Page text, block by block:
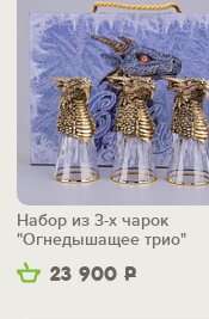
23 900 Р
Набор из 3-х чарок
"Огнедышащее трио"